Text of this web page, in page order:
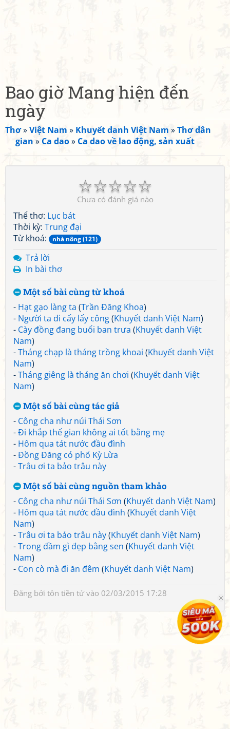
Bao giờ Mang hiện đến
ngày
Thơ»Việt Nam » Khuyết danh Việt Nam »Thơ dân
gian » Ca dao» Ca dao về lao động, sản xuất
☆
☆
☆
☆
☆
Chưa có đánh giá nào
Thể thơ: Lục bát
Thời kỳ: Trung đại
Từ khoá:
nhà nông (121)
Trả lời
In bài thơ
Một số bài cùng từ khoá
- Hạt gạo làng ta (Trần Đăng Khoa)
- Người ta đi cấy lấy công(Khuyết danh Việt Nam)
- Cày đồng đang buổi ban trưa (Khuyết danh Việt
Nam)
-Tháng chạp là tháng trồng khoai (Khuyết danh Việt
Nam)
-Tháng giêng là tháng ăn chơi (Khuyết danh Việt
Nam)
Một số bài cùng tác giả
- Công cha như núi Thái Sơn
-Đi khắp thế gian không ai tốt bằng mẹ
- Hôm qua tát nước đầu đình
-Đồng Đăng có phố Kỳ Lừa
-Trâu ơi ta bảo trâu này
Một số bài cùng nguồn tham khảo
- Công cha như núi Thái Sơn (Khuyết danh Việt Nam)
- Hôm qua tát nước đầu đình (Khuyết danh Việt
Nam)
-Trâu ơi ta bảo trâu này(Khuyết danh Việt Nam)
-Trong đầm gì đẹp bằng sen (Khuyết danh Việt
Nam)
- Con cò mà đi ăn đêm (Khuyết danh Việt Nam)
Đăng bởi tôn tiền tửvào 02/03/2015 17:28